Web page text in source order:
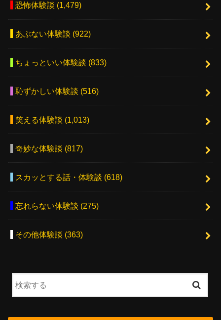
恐怖体験談 (1,479)
あぶない体験談 (922)
ちょっといい体験談 (833)
恥ずかしい体験談 (516)
笑える体験談 (1,013)
奇妙な体験談 (817)
スカッとする話・体験談 (618)
忘れらない体験談 (275)
その他体験談 (363)